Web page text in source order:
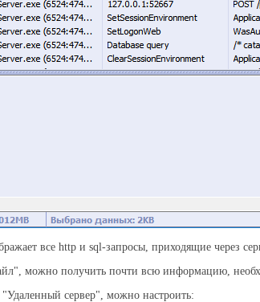
все http и sql-запросы, приходящие через
можно получить почти всю информацию,
сервер", можно настроить: